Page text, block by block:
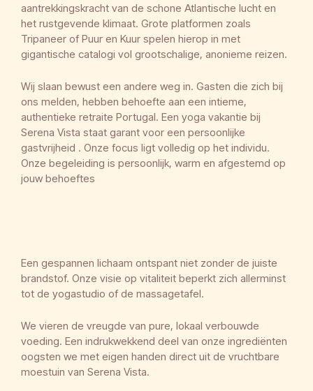
aantrekkingskracht van de schone Atlantische lucht en
het rustgevende klimaat. Grote platformen zoals
Tripaneer of Puur en Kuur spelen hierop in met
gigantische catalogi vol grootschalige, anonieme reizen.
Wij slaan bewust een andere weg in. Gasten die zich bij
ons melden, hebben behoefte aan een intieme,
authentieke retraite Portugal. Een yoga vakantie bij
Serena Vista staat garant voor een persoonlijke
gastvrijheid . Onze focus ligt volledig op het individu.
Onze begeleiding is persoonlijk, warm en afgestemd op
jouw behoeftes
Een gespannen lichaam ontspant niet zonder de juiste
brandstof. Onze visie op vitaliteit beperkt zich allerminst
tot de yogastudio of de massagetafel.
We vieren de vreugde van pure, lokaal verbouwde
voeding. Een indrukwekkend deel van onze ingrediënten
oogsten we met eigen handen direct uit de vruchtbare
moestuin van Serena Vista.